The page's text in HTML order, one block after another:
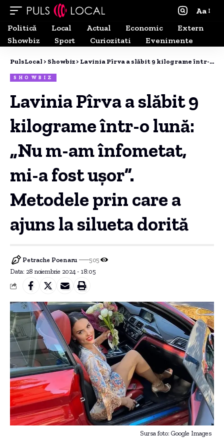
Aa
Politică
Local Actual Economic
Extern
Showbiz
Sport Curiozitati Evenimente
PulsLocal > Showbiz > Lavinia Pîrva a slăbit 9 kilograme într-o lună: „Nu m-am înfometat, mi-a fost ușor”. Metodele prin care a ajuns la silueta dorită
SHOWBIZ
Lavinia Pîrva a slăbit 9
kilograme într-o lună:
„Nu m-am înfometat,
mi-a fost ușor”.
Metodele prin care a
ajuns la silueta dorită
Data: 28 noiembrie 2024 - 18:05
Petrache Poenaru 505
Sursa foto: Google Images